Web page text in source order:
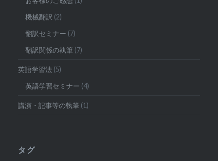
機械翻訳 (2)
翻訳セミナー (7)
翻訳関係の執筆 (7)
英語学習法 (5)
英語学習セミナー (4)
講演・記事等の執筆 (1)
タグ